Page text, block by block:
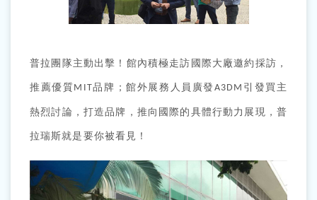
普拉團隊主動出擊！館內積極走訪國際大廠邀約採訪，
推薦優質MIT品牌；館外展務人員廣發A3DM 引發買主
熱烈討論，打造品牌，推向國際的具體行動力展現，普
拉瑞斯就是要你被看見！